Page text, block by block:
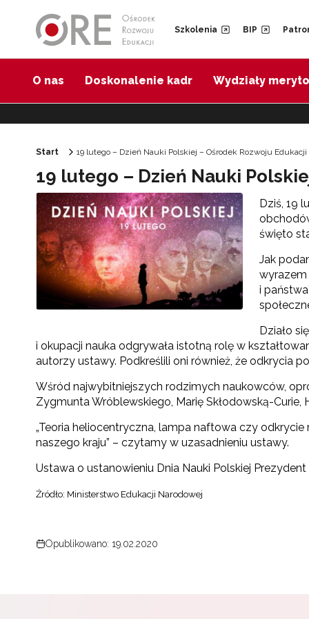
Szkolenia BIP
O nas Doskonalenie kadr Wydziały
Start 19 lutego – Dzień Nauki Polskiej – Ośrodek Rozwoju Edukacji
19 lutego – Dzień Nauki
Dziś, 19
święto
Jak
wyrazem
i
Działo
i okupacji nauka odgrywała istotną rolę w
autorzy ustawy. Podkreślili oni również, że odkrycia
Wśród najwybitniejszych rodzimych naukowców,
Zygmunta Wróblewskiego, Marię Skłodowską-
„Teoria heliocentryczna, lampa naftowa czy
naszego kraju” – czytamy w uzasadnieniu ustawy.
Ustawa o ustanowieniu Dnia Nauki Polskiej
Źródło: Ministerstwo Edukacji Narodowej
Opublikowano: 19.02.2020